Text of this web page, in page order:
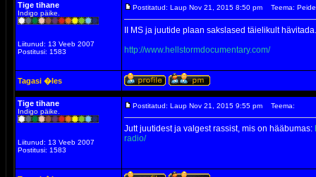
Tige tihane
Indigo päike.
Liitunud: 13 Veeb 2007
Postitusi: 1583
Postitatud: Laup Nov 21, 2015 8:50 pm Teema:
II MS ja juutide plaan sakslased täielikult hävitada.
http://www.hellstormdocumentary.com/
Tagasi �les
Tige tihane
Indigo päike.
Liitunud: 13 Veeb 2007
Postitusi: 1583
Postitatud: Laup Nov 21, 2015 9:55 pm Teema:
Jutt juutidest ja valgest rassist, mis on hääbumas:
radio/